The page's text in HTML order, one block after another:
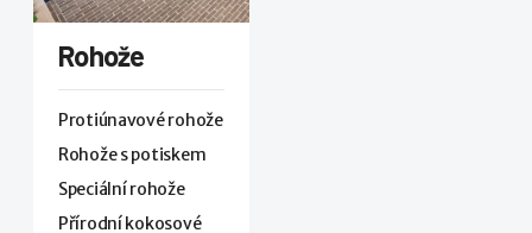
Rohože
Protiúnavové rohože
Rohože s potiskem
Speciální rohože
Přírodní kokosové